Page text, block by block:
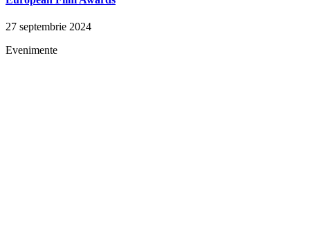
27 septembrie 2024
Evenimente